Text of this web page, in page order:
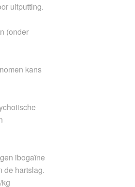
uitputting.
(onder
kans
ibogaïne
de hartslag.